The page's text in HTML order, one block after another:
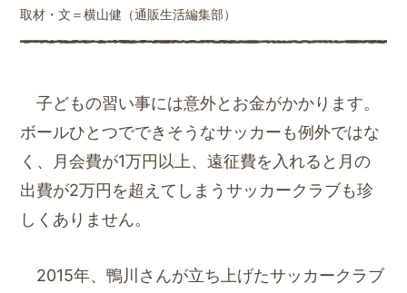
取材・文＝横山健（通販生活編集部）
子どもの習い事には意外とお金がかかります。
ボールひとつでできそうなサッカーも例外ではな
く、月会費が1万円以上、遠征費を入れると月の
出費が2万円を超えてしまうサッカークラブも珍
しくありません。
2015年、鴨川さんが立ち上げたサッカークラブ